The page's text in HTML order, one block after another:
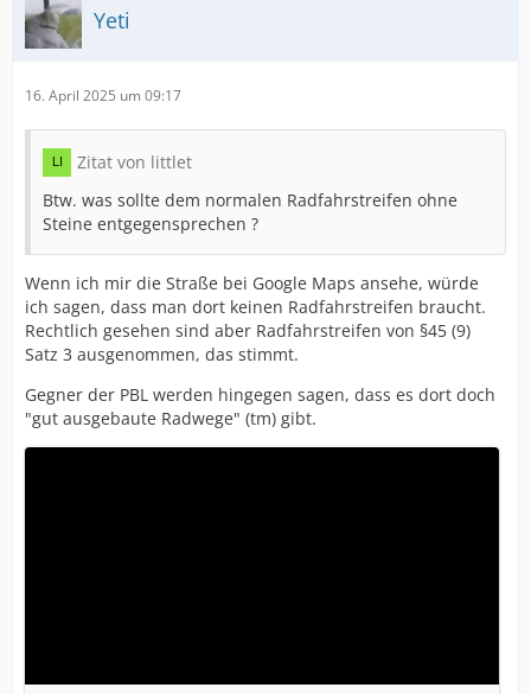
Yeti
16. April 2025 um 09:17
Zitat von littlet
Btw. was sollte dem normalen Radfahrstreifen ohne
Steine entgegensprechen ?
Wenn ich mir die Straße bei Google Maps ansehe, würde
ich sagen, dass man dort keinen Radfahrstreifen braucht.
Rechtlich gesehen sind aber Radfahrstreifen von §45 (9)
Satz 3 ausgenommen, das stimmt.
Gegner der PBL werden hingegen sagen, dass es dort doch
"gut ausgebaute Radwege" (tm) gibt.